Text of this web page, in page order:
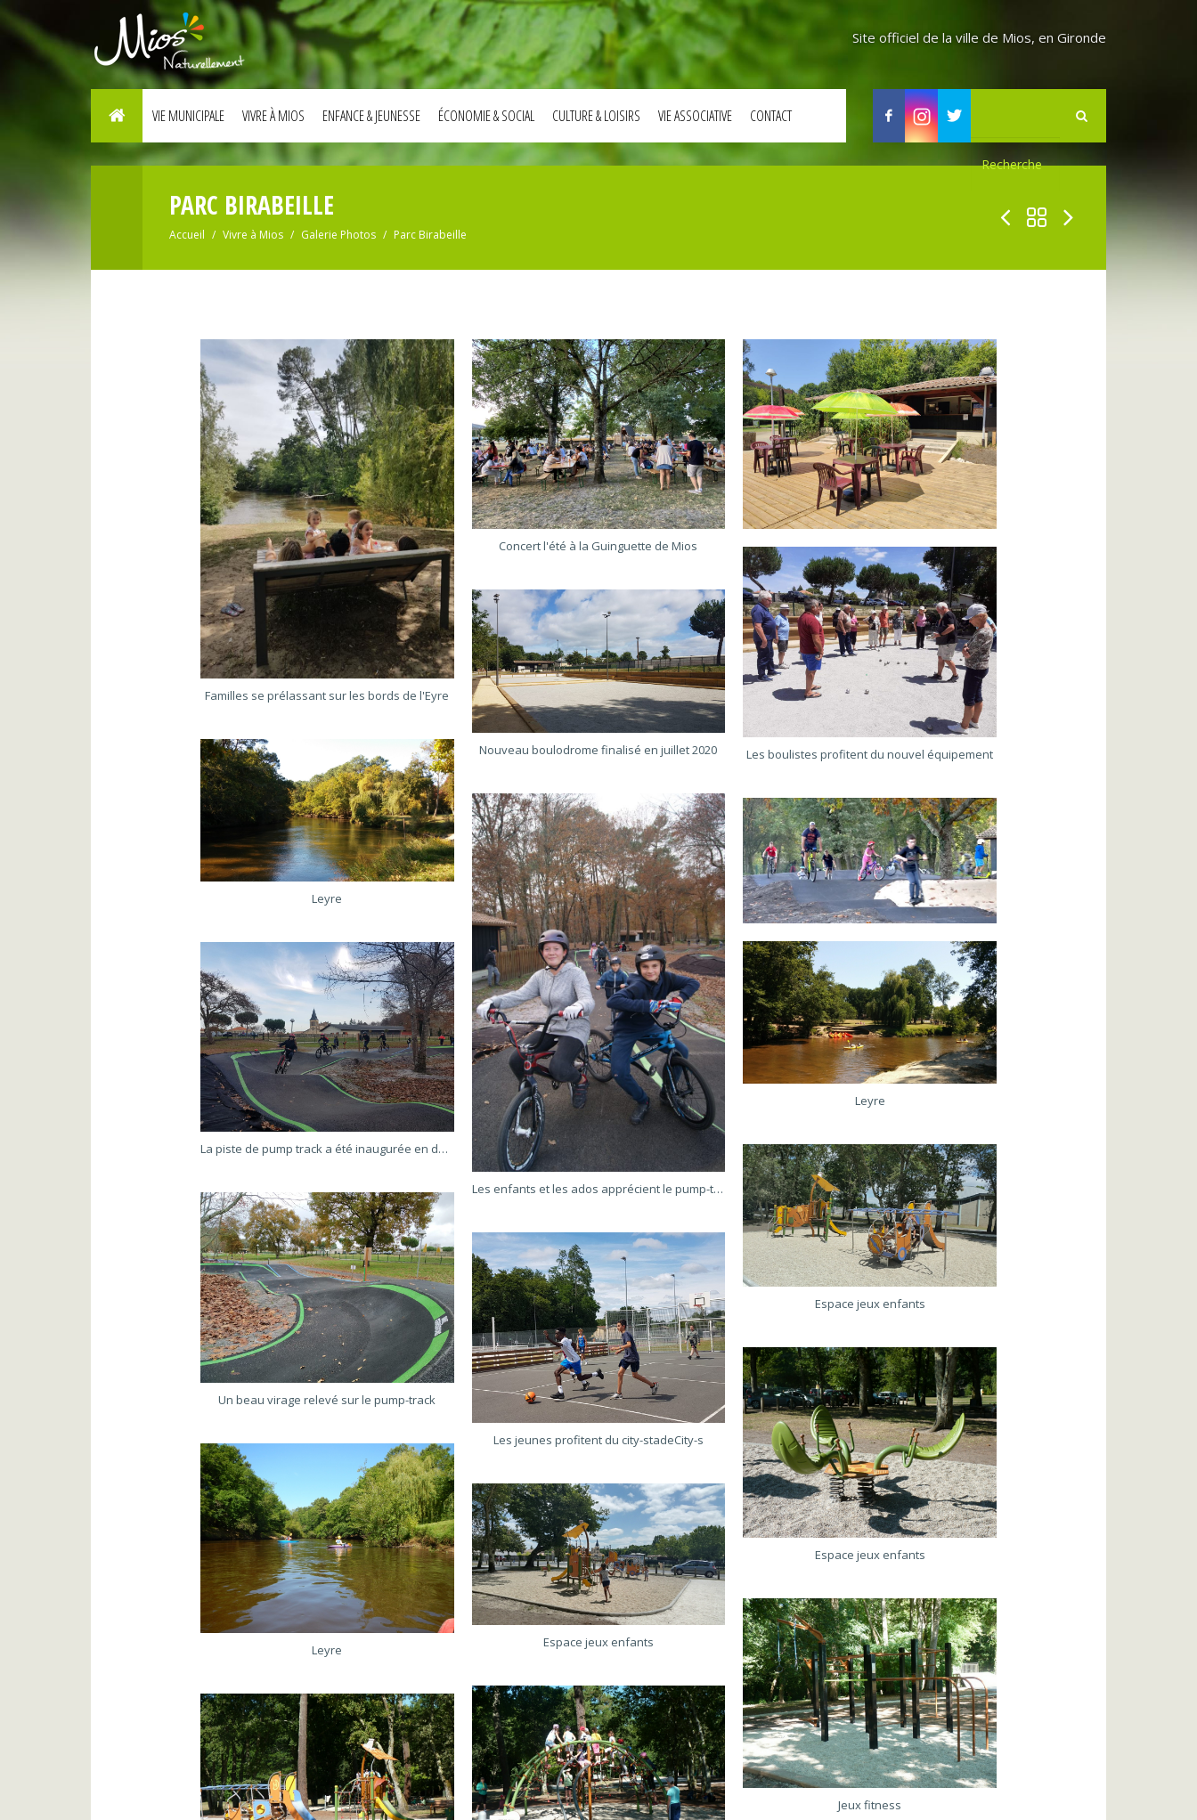
Site officiel de la ville de Mios, en Gironde
VIE MUNICIPALE VIVRE À MIOS ENFANCE & JEUNESSE ÉCONOMIE & SOCIAL CULTURE & LOISIRS VIE ASSOCIATIVE CONTACT
FacebookInstagram
Twitter
PARC BIRABEILLE
Accueil Vivre à Mios Galerie Photos Parc Birabeille
Familles se prélassant sur les bords de l'Eyre
Leyre
La piste de pump track a été inaugurée en décembre 2019
Un beau virage relevé sur le pump-track
Leyre
Concert l'été à la Guinguette de Mios
Nouveau boulodrome finalisé en juillet 2020
Les enfants et les ados apprécient le pump-track
Les jeunes profitent du city-stadeCity-s
Espace jeux enfants
Les boulistes profitent du nouvel équipement
Leyre
Espace jeux enfants
Espace jeux enfants
Jeux fitness